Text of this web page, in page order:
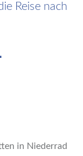
Reise nach
in Niederrad